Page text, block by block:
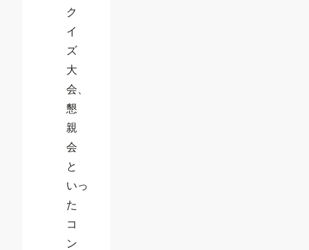
ク
イ
ズ
大
会、
懇
親
会
と
いっ
た
コ
ン